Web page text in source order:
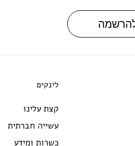
לינקים
קצת עלינו
עשייה חברתית
כשרות ומידע